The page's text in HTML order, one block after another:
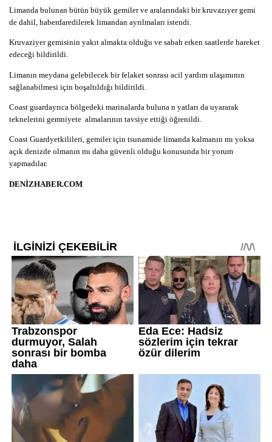
Limanda bulunan bütün büyük gemiler ve aralarındaki bir kruvazıyer gemi
de dahil, haberdaredilerek limandan ayrılmaları istendi.
Kruvaziyer gemisinin yakıt almakta olduğu ve sabah erken saatlerde hareket
edeceği bildirildi.
Limanın meydana gelebilecek bir felaket sonrası acil yardım ulaşımının
sağlanabilmesi için boşaltıldığı bildirildi.
Coast guardayrıca bölgedeki marinalarda buluna n yatları da uyararak
teknelerini gemniyete almalarının tavsiye ettiği öğrenildi.
Coast Guardyetkilileri, gemiler için tsunamide limanda kalmanın mı yoksa
açık denizde olmanın mı daha güvenli olduğu konusunda bir yorum
yapmadılar.
DENİZHABER.COM